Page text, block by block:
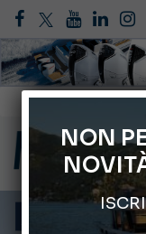
Cannes
NON